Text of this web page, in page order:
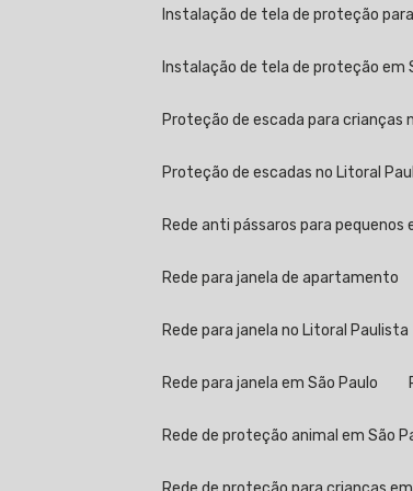
Instalação de tela de proteção
Instalação de tela de proteção em
Proteção de escada para crianças
Proteção de escadas no Litoral
Rede anti pássaros para pequenos
Rede para janela de apartamento
Rede para janela no Litoral Paulista
Rede para janela em São Paulo
Rede de proteção animal em São